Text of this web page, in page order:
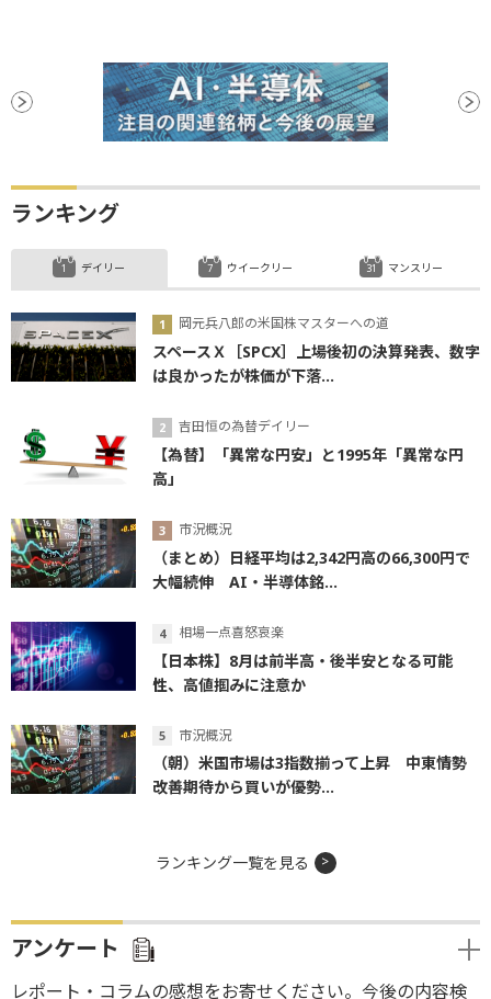
ランキング
デイリー
岡元兵八郎の米国株マスターへの道
スペースＸ［SPCX］上場後初の決算発表、数字
は良かったが株価が下落...
吉田恒の為替デイリー
【為替】「異常な円安」と1995年「異常な円
高」
市況概況
（まとめ）日経平均は2,342円高の66,300円で
大幅続伸 AI・半導体銘...
相場一点喜怒哀楽
【日本株】8月は前半高・後半安となる可能
性、高値掴みに注意か
市況概況
（朝）米国市場は3指数揃って上昇 中東情勢
改善期待から買いが優勢...
ウイークリー マンスリー
ランキング一覧を見る
アンケート
レポート・コラムの感想をお寄せください。今後の内容検